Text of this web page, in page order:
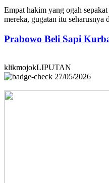
Empat hakim yang ogah
mereka, gugatan itu seharusnya
Prabowo Beli Sapi
klikmojokLIPUTAN
27/05/2026